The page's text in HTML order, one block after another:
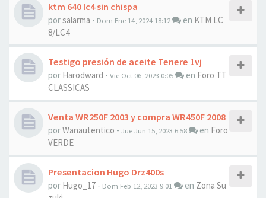
ktm 640 lc4 sin chispa
porsalarma - Dom Ene 14, 2024 18:12 en KTM LC
8/LC4
Testigo presión de aceite Tenere 1vj
por Harodward - Vie Oct 06, 2023 0:05 en Foro TT
CLASSICAS
Venta WR250F 2003 y compra WR450F 2008
porWanautentico - Jue Jun 15, 2023 6:58 en Foro
VERDE
Presentacion Hugo Drz400s
por Hugo_17 - Dom Feb 12, 2023 9:01 en Zona Su